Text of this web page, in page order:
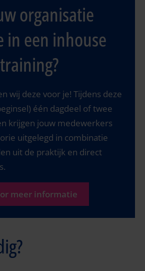
organisatie
in een inhouse
wij deze voor je! Tijdens deze
één dagdeel of twee
krijgen jouw medewerkers
uitgelegd in combinatie
uit de praktijk en direct
meer informatie